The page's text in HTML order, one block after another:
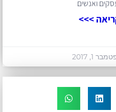
ואנשים
>>>
1, 2017